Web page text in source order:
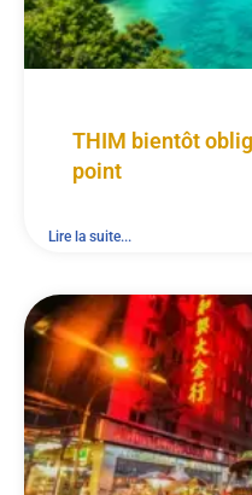
THIM bientôt
point
Lire la suite...